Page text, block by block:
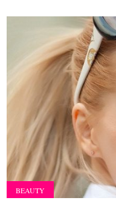
BEAUTY